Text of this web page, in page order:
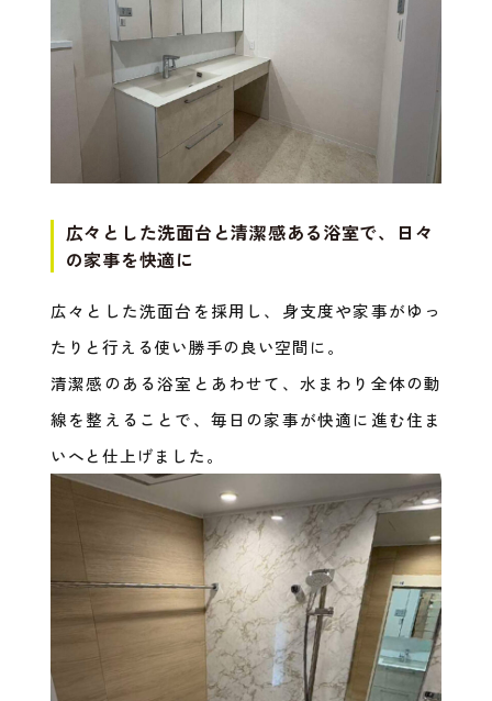
広々とした洗面台と清潔感ある浴室で、日々
の家事を快適に
広々とした洗面台を採用し、身支度や家事がゆっ
たりと行える使い勝手の良い空間に。
清潔感のある浴室とあわせて、水まわり全体の動
線を整えることで、毎日の家事が快適に進む住ま
いへと仕上げました。